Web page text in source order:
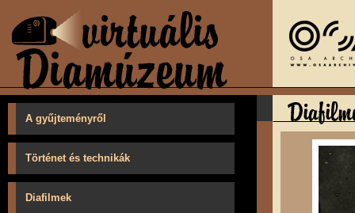
A gyűjteményről
Történet és technikák
Diafilmek